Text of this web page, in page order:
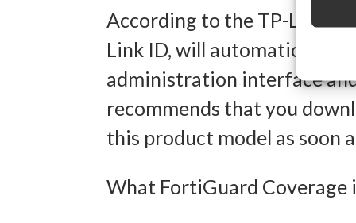
According to the TP-Link
Link ID, will automatically
administration interface
recommends that you
this product model as soon
What FortiGuard Coverage